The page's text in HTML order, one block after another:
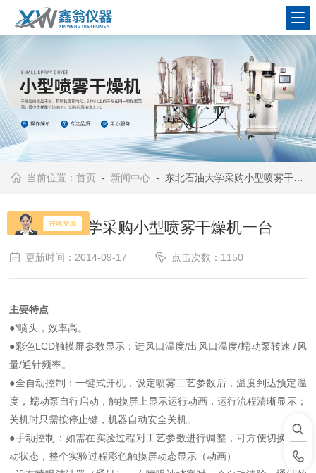
查看更多
当前位置：首页 - 新闻中心 - 东北石油大学采购小型喷雾干燥机一台
东北石油大学采购小型喷雾干燥机一台
更新时间：2014-09-17 点击次数：1150
主要特点
●*喷头，效率高。
●彩色LCD触摸屏参数显示：进风口温度/出风口温度/蠕动泵转速 /风
量/通针频率。
●全自动控制：一键式开机，设定喷雾工艺参数后，温度到达预定温
度，蠕动泵自行启动，触摸屏上显示运行动画，运行流程清晰显示；
关机时只需按停止键，机器自动安全关机。
●手动控制：如需在实验过程对工艺参数进行调整，可方便切换至手
动状态，整个实验过程彩色触摸屏动态显示（动画）